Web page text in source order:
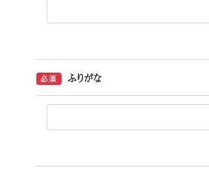
必須 ふりがな